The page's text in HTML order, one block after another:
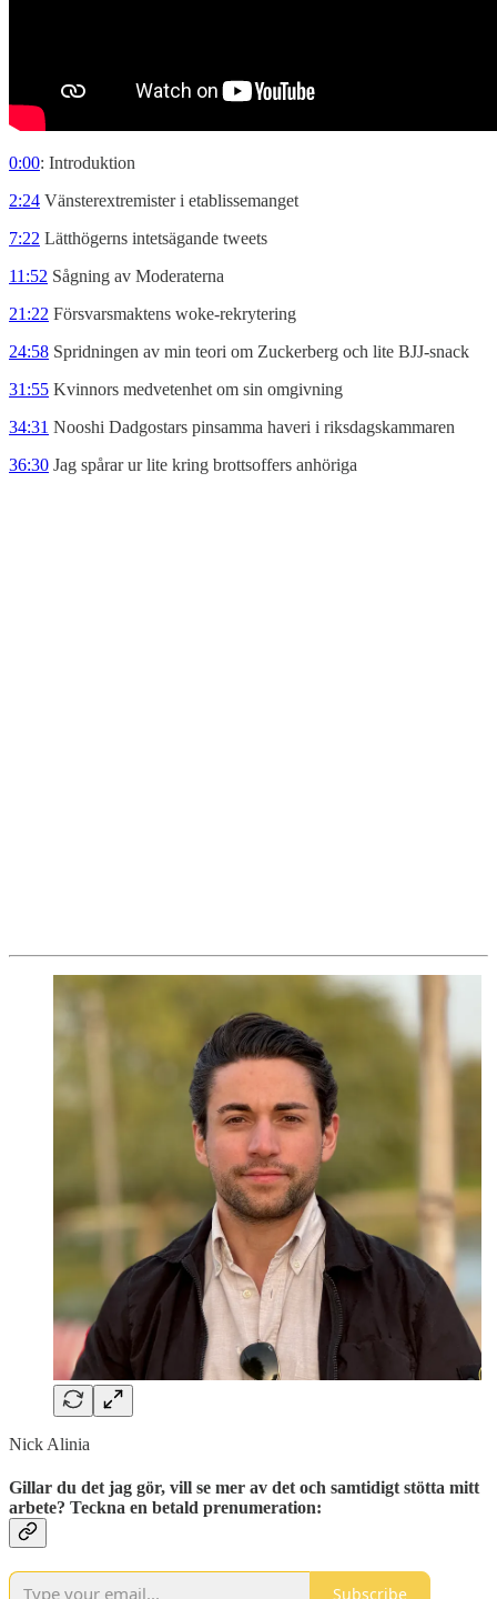
0:00: Introduktion
2:24 Vänsterextremister i etablissemanget
7:22 Lätthögerns intetsägande tweets
11:52 Sågning av Moderaterna
21:22 Försvarsmaktens woke-rekrytering
24:58 Spridningen av min teori om Zuckerberg och lite BJJ-snack
31:55 Kvinnors medvetenhet om sin omgivning
34:31 Nooshi Dadgostars pinsamma haveri i riksdagskammaren
36:30 Jag spårar ur lite kring brottsoffers anhöriga
Nick Alinia
Gillar du det jag gör, vill se mer av det och samtidigt stötta mitt
arbete? Teckna en betald prenumeration:
Subscribe